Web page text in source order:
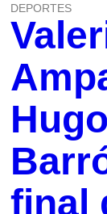
DEPORTES
Hugo
final